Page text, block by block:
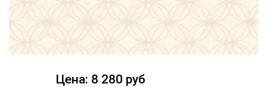
Цена: 8 280 руб